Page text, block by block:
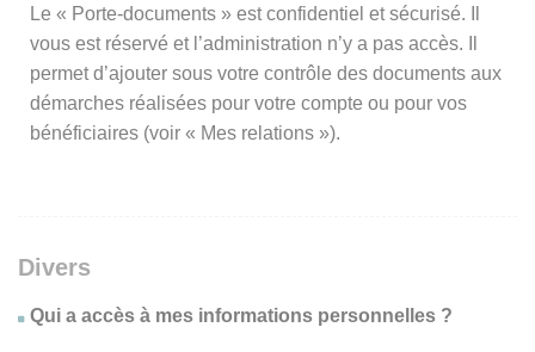
Le « Porte-documents » est confidentiel et sécurisé. Il
vous est réservé et l’administration n’y a pas accès. Il
permet d’ajouter sous votre contrôle des documents aux
démarches réalisées pour votre compte ou pour vos
bénéficiaires (voir « Mes relations »).
Divers
Qui a accès à mes informations personnelles ?